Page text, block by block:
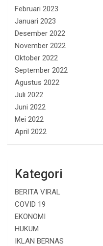
Februari 2023
Januari 2023
Desember 2022
November 2022
Oktober 2022
September 2022
Agustus 2022
Juli 2022
Juni 2022
Mei 2022
April 2022
Kategori
BERITA VIRAL
COVID 19
EKONOMI
HUKUM
IKLAN BERNAS